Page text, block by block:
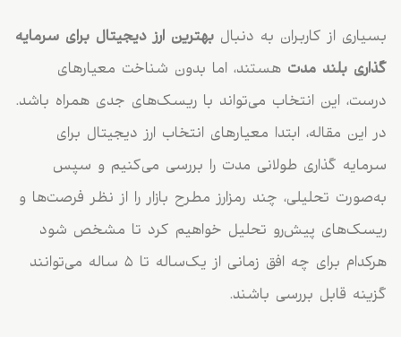
بسیاری از کاربران به‌ دنبال بهترین ارز دیجیتال برای سرمایه
گذاری بلند مدت هستند، اما بدون شناخت معیارهای
درست، این انتخاب می‌تواند با ریسک‌های جدی همراه باشد.
در این مقاله، ابتدا معیارهای انتخاب ارز دیجیتال برای
سرمایه گذاری طولانی مدت را بررسی می‌کنیم و سپس
به‌صورت تحلیلی، چند رمزارز مطرح بازار را از نظر فرصت‌ها و
ریسک‌های پیش‌رو تحلیل خواهیم کرد تا مشخص شود
هرکدام برای چه افق زمانی از یک‌ساله تا ۵ ساله می‌توانند
گزینه قابل بررسی باشند.